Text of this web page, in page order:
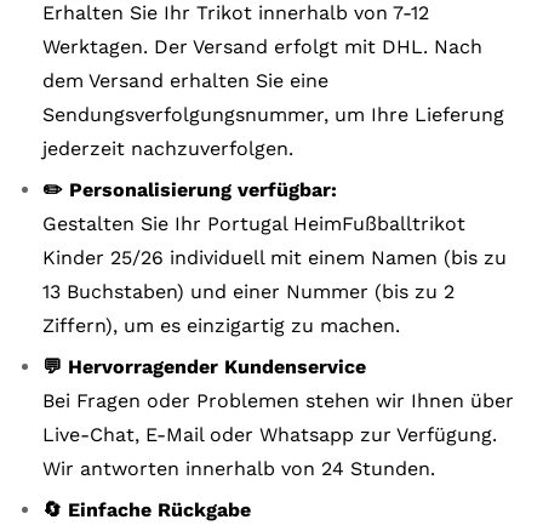
Erhalten Sie Ihr Trikot innerhalb von 7-12
Werktagen. Der Versand erfolgt mit DHL. Nach
dem Versand erhalten Sie eine
Sendungsverfolgungsnummer, um Ihre Lieferung
jederzeit nachzuverfolgen.
✏️ Personalisierung verfügbar:
Gestalten Sie Ihr Portugal HeimFußballtrikot
Kinder 25/26 individuell mit einem Namen (bis zu
13 Buchstaben) und einer Nummer (bis zu 2
Ziffern), um es einzigartig zu machen.
💬 Hervorragender Kundenservice
Bei Fragen oder Problemen stehen wir Ihnen über
Live-Chat, E-Mail oder Whatsapp zur Verfügung.
Wir antworten innerhalb von 24 Stunden.
🔄 Einfache Rückgabe